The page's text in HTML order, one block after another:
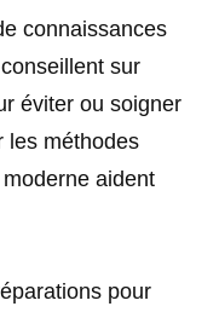
connaissances
sur
éviter ou soigner
les méthodes
aident
pour